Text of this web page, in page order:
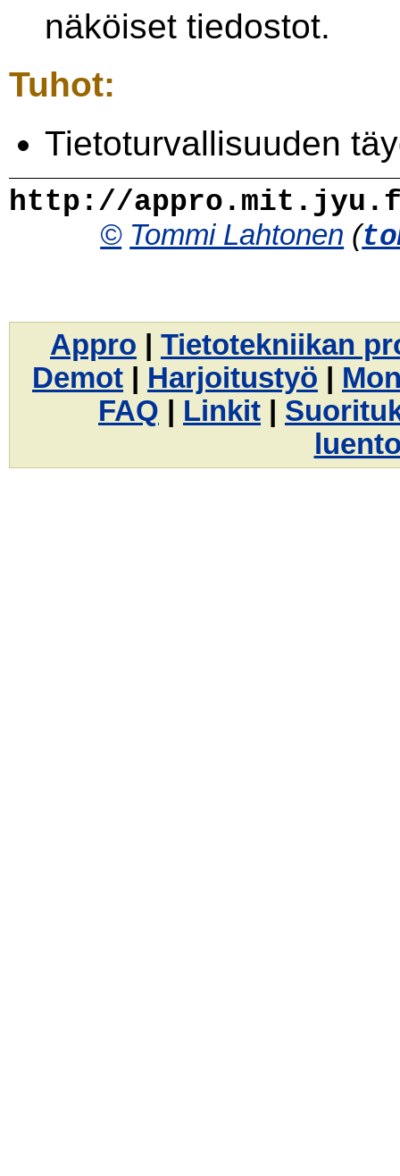
näköiset tiedostot.
Tuhot:
Tietoturvallisuuden
http://
© Tommi Lahtonen (
Appro
Tietotekniikan
Demot
Harjoitustyö
FAQ
Linkit